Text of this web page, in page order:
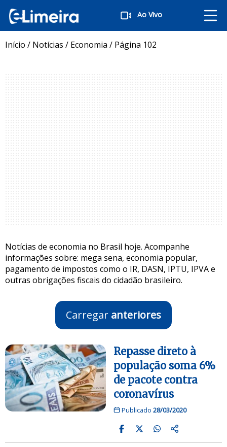
Ao Vivo
Início / Notícias / Economia / Página 102
Notícias de economia no Brasil hoje. Acompanhe
informações sobre: mega sena, economia popular,
pagamento de impostos como o IR, DASN, IPTU, IPVA e
outras obrigações fiscais do cidadão brasileiro.
Carregar anteriores
Repasse direto à
população soma 6%
de pacote contra
coronavírus
Publicado 28/03/2020